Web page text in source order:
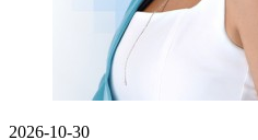
2026-10-30